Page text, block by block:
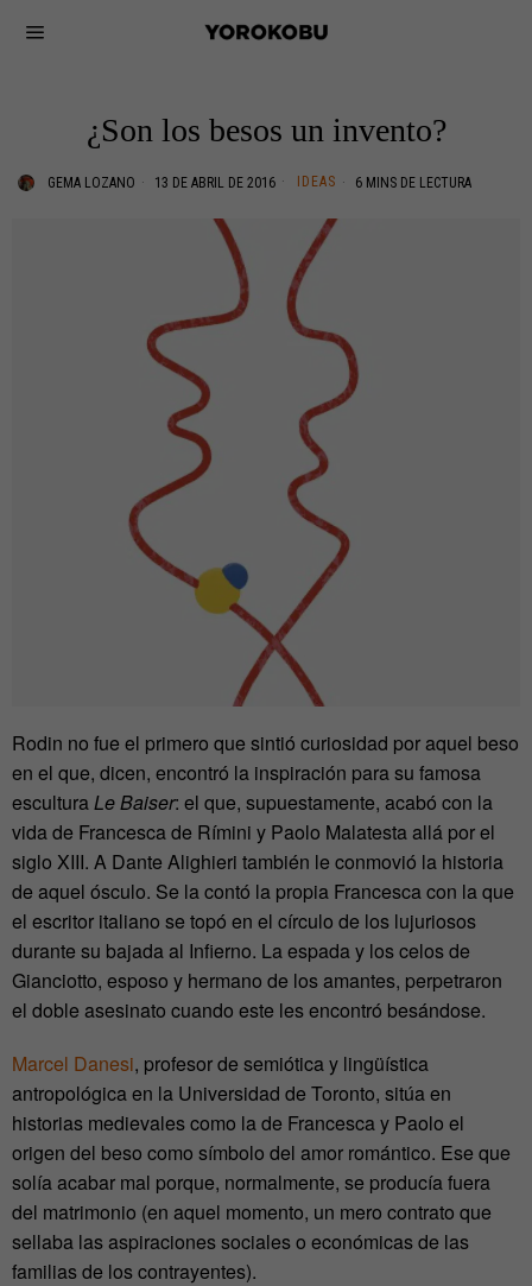
¿Son los besos un invento?
GEMA LOZANO 13 DE ABRIL DE 2016 IDEAS 6 MINS DE LECTURA
Rodin no fue el primero que sintió curiosidad por aquel beso
en el que, dicen, encontró la inspiración para su famosa
esculturaLe Baiser: el que, supuestamente, acabó con la
vida de Francesca de Rímini y Paolo Malatesta allá por el
siglo XIII. A Dante Alighieri también le conmovió la historia
de aquel ósculo. Se la contó la propia Francesca con la que
el escritor italiano se topó en el círculo de los lujuriosos
durante su bajada al Infierno. La espada y los celos de
Gianciotto, esposo y hermano de los amantes, perpetraron
el doble asesinato cuando este les encontró besándose.
Marcel Danesi, profesor de semiótica y lingüística
antropológica en la Universidad de Toronto, sitúa en
historias medievales como la de Francesca y Paolo el
origen del beso como símbolo del amor romántico. Ese que
solía acabar mal porque, normalmente, se producía fuera
del matrimonio (en aquel momento, un mero contrato que
sellaba las aspiraciones sociales o económicas de las
familias de los contrayentes).